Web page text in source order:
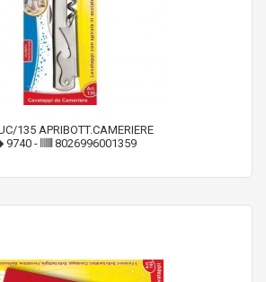
135 APRIBOTT.CAMERIERE
9740- 8026996001359